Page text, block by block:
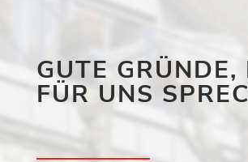
GUTE GRÜNDE,
FÜR UNS